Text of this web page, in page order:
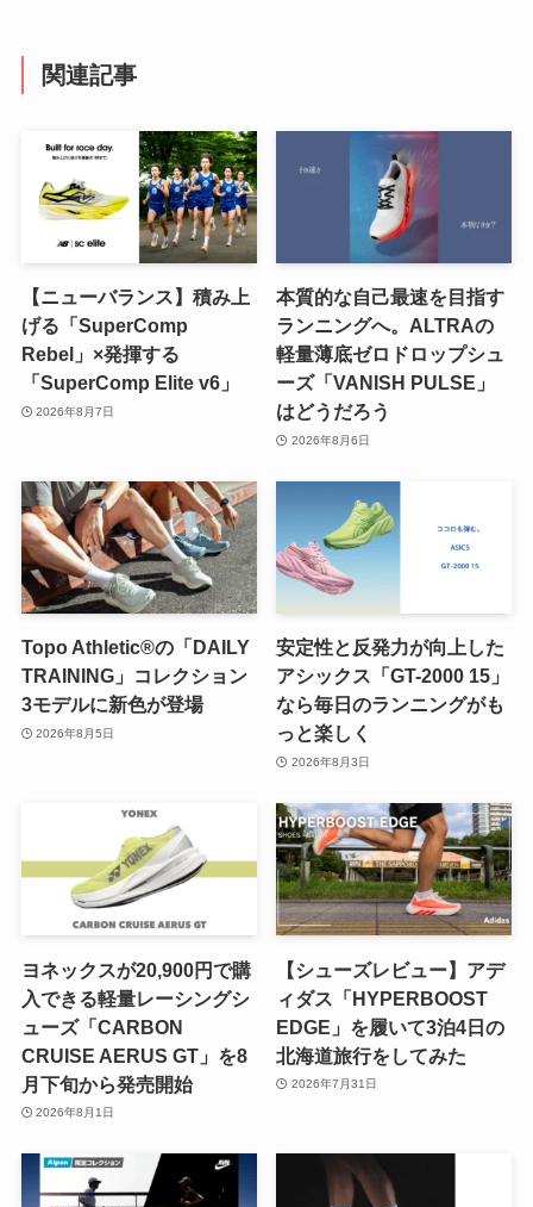
関連記事
【ニューバランス】積み上
げる「SuperComp
Rebel」×発揮する
「SuperComp Elite v6」
2026年8月7日
本質的な自己最速を目指す
ランニングへ。ALTRAの
軽量薄底ゼロドロップシュ
ーズ「VANISH PULSE」
はどうだろう
2026年8月6日
Topo Athletic®の「DAILY
TRAINING」コレクション
3モデルに新色が登場
2026年8月5日
安定性と反発力が向上した
アシックス「GT-2000 15」
なら毎日のランニングがも
っと楽しく
2026年8月3日
ヨネックスが20,900円で購
入できる軽量レーシングシ
ューズ「CARBON
CRUISE AERUS GT」を8
月下旬から発売開始
2026年8月1日
【シューズレビュー】アデ
ィダス「HYPERBOOST
EDGE」を履いて3泊4日の
北海道旅行をしてみた
2026年7月31日